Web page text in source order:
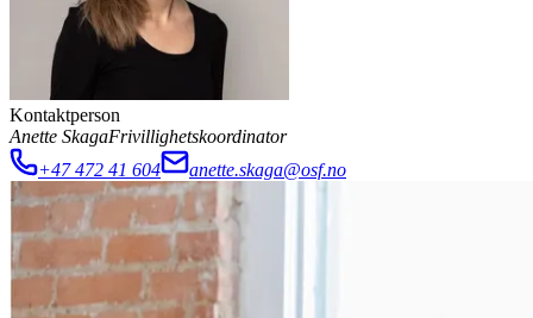
Kontaktperson
Anette SkagaFrivillighetskoordinator
+47 472 41 604
anette.skaga@osf.no